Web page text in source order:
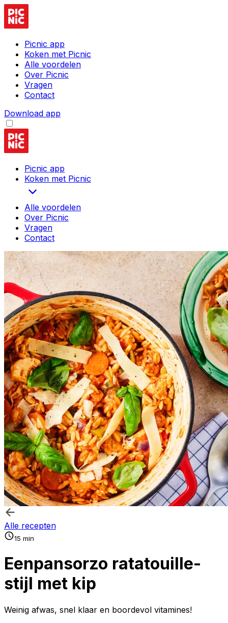
Picnic app
Koken met Picnic
Alle voordelen
Over Picnic
Vragen
Contact
Download app
Picnic app
Koken met Picnic
Alle voordelen
Over Picnic
Vragen
Contact
Alle recepten
15 min
Eenpansorzo ratatouille-
stijl met kip
Weinig afwas, snel klaar en boordevol vitamines!